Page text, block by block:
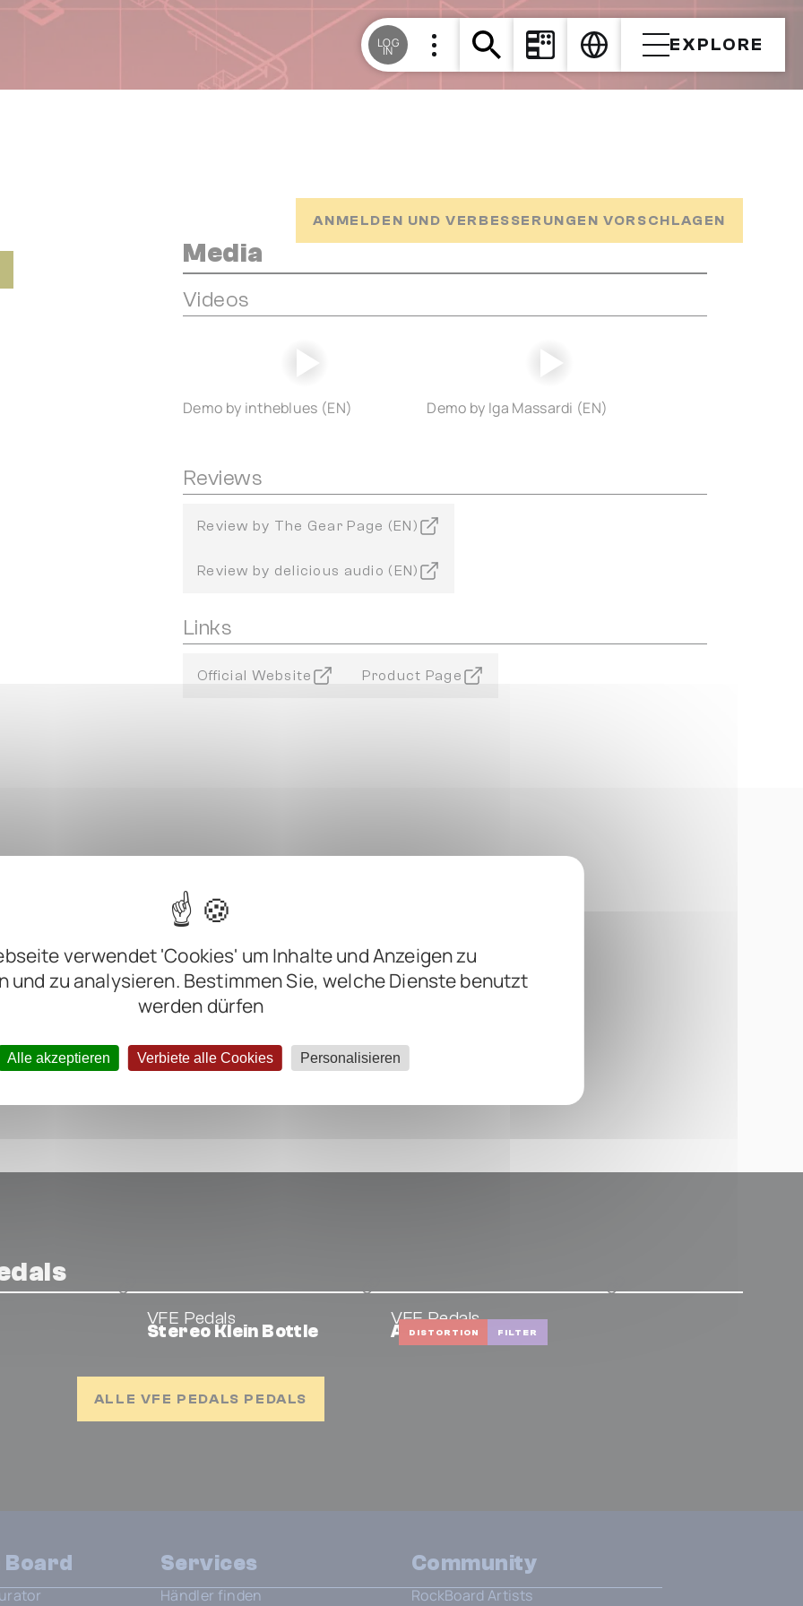
verwendet 'Cookies' um Inhalte und Anzeigen zu
und zu analysieren. Bestimmen Sie, welche Dienste benutzt
werden dürfen
Alle akzeptieren Verbiete alle Cookies Personalisieren
LOG
IN EXPLORE
ANMELDEN UND VERBESSERUNGEN VORSCHLAGEN
Media
Videos
Demo by intheblues (EN) Demo by Iga Massardi (EN)
Reviews
Review by The Gear Page (EN)
Review by delicious audio (EN)
Links
Official Website Product Page
VFE Pedals
Stereo Klein Bottle DISTORTION FILTER
VFE Pedals
Alpha Dog
ALLE VFE PEDALS PEDALS
Board Services
Händler finden
Community
RockBoard Artists